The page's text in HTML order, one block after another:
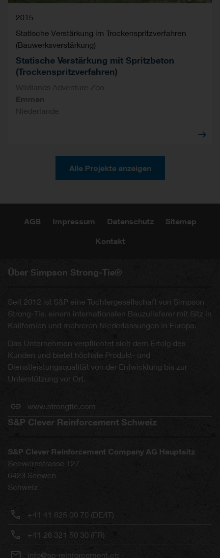
2015
Statische Verstärkung im Trockenspritzverfahren
(Bauwerksverstärkung)
Statische Verstärkung mit Spritzbeton
(Trockenspritzverfahren)
Wildlands Adventure Zoo
Emmen
Niederlande
Alle Projekte anzeigen
AGB Impressum Datenschutz Sitemap
Kontakt
Über Simpson Strong-Tie®
Seit 2012 ist S&P eine Tochtergesellschaft von Simpson
Strong-Tie, einem internationalen Bauzulieferer mit Sitz in
Kalifornien und mehreren Niederlassungen in Europa.
Das Unternehmen verpflichtet sich dem Erfolg des
Kunden und bietet höchste Produkt- und
Dienstleistungsqualität von der Entwicklung bis zur
Unterstützung vor Ort.
www.strongtie.com
S&P Clever Reinforcement Schweiz
S&P Clever Reinforcement Company AG Hauptsitz
Seewernstrasse 127
6423 Seewen
Schweiz
+41 41 825 00 70 (DE/IT)
+41 26 321 50 30 (FR)
info@sp-reinforcement.ch